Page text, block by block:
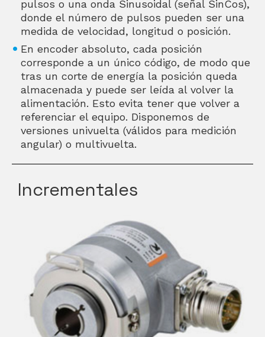
pulsos o una onda Sinusoidal (señal SinCos),
donde el número de pulsos pueden ser una
medida de velocidad, longitud o posición.
En encoder absoluto, cada posición
corresponde a un único código, de modo que
tras un corte de energía la posición queda
almacenada y puede ser leída al volver la
alimentación. Esto evita tener que volver a
referenciar el equipo. Disponemos de
versiones univuelta (válidos para medición
angular) o multivuelta.
Incrementales